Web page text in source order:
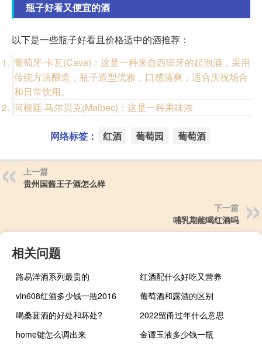
瓶子好看又便宜的酒
以下是一些瓶子好看且价格适中的酒推荐：
葡萄牙·卡瓦(Cava)：这是一种来自西班牙的起泡酒，采用
传统方法酿造，瓶子造型优雅，口感清爽，适合庆祝场合
和日常饮用。
阿根廷·马尔贝克(Malbec)：这是一种果味浓
网络标签： 红酒 葡萄园 葡萄酒
上一篇
贵州国酱王子酒怎么样
下一篇
哺乳期能喝红酒吗
相关问题
路易洋酒系列最贵的
红酒配什么好吃又营养
vin608红酒多少钱一瓶2016
葡萄酒和露酒的区别
喝桑葚酒的好处和坏处?
2022留甬过年什么意思
home键怎么调出来
金谭玉液多少钱一瓶